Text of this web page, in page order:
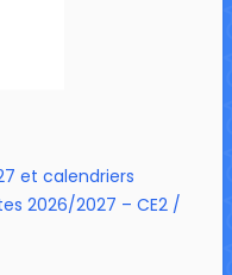
et calendriers
2026/2027 – CE2 /